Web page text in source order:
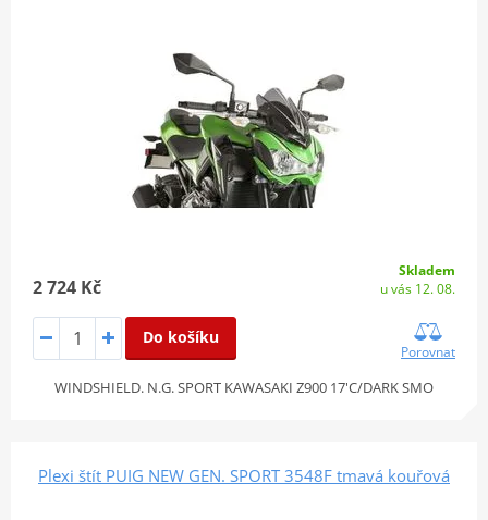
2 724 Kč
Skladem
u vás 12. 08.
Do košíku
Porovnat
WINDSHIELD. N.G. SPORT KAWASAKI Z900 17'C/DARK SMO
Plexi štít PUIG NEW GEN. SPORT 3548F tmavá kouřová